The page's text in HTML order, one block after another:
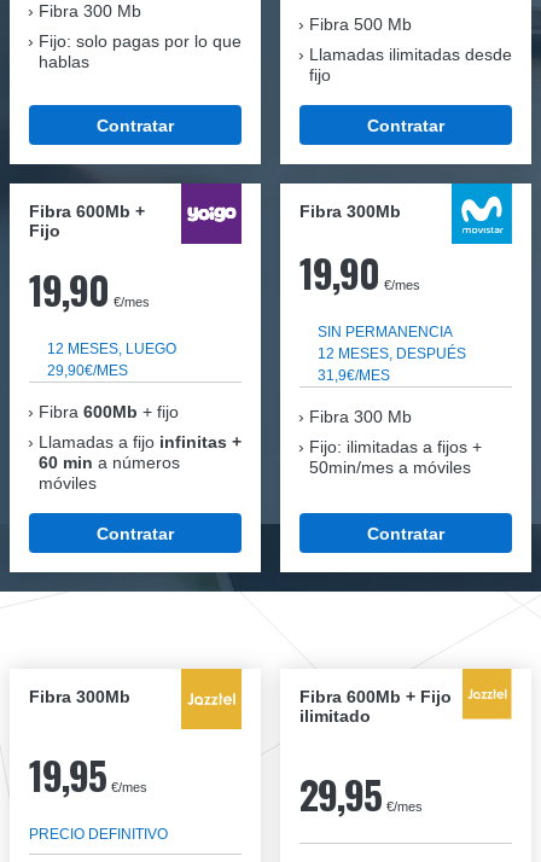
Fibra 300 Mb
Fijo: solo pagas por lo que
hablas
Contratar
Fibra 500 Mb
Llamadas ilimitadas desde
fijo
Contratar
Fibra 600Mb +
Fijo
19,90 €/mes
12 MESES, LUEGO
29,90€/MES
Fibra 600Mb + fijo
Llamadas a fijo infinitas +
60 min a números
móviles
Contratar
Fibra 300Mb
19,90 €/mes
SIN PERMANENCIA
12 MESES, DESPUÉS
31,9€/MES
Fibra 300 Mb
Fijo: ilimitadas a fijos +
50min/mes a móviles
Contratar
Fibra 300Mb
19,95 €/mes
PRECIO DEFINITIVO
Fibra 600Mb + Fijo
ilimitado
29,95 €/mes